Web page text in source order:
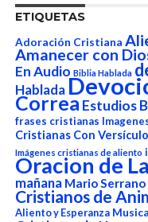
ETIQUETAS
Adoración Cristiana
Amanecer con
En Audio Biblia Hablada
Hablada
Correa Estudios
frases cristianas
Cristianas Con
Imágenes cristianas de aliento
Oracion de
mañana Mario Serrano
Cristianos de
Aliento y Esperanza